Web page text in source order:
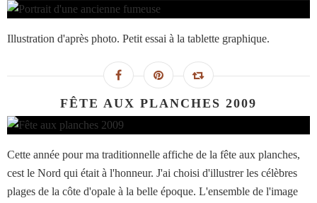
Illustration d'après photo. Petit essai à la tablette graphique.
FÊTE AUX PLANCHES 2009
Cette année pour ma traditionnelle affiche de la fête aux planches,
cest le Nord qui était à l'honneur. J'ai choisi d'illustrer les célèbres
plages de la côte d'opale à la belle époque. L'ensemble de l'image